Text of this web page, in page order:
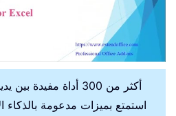
استمتع بميزات مدعومة بالذكاء